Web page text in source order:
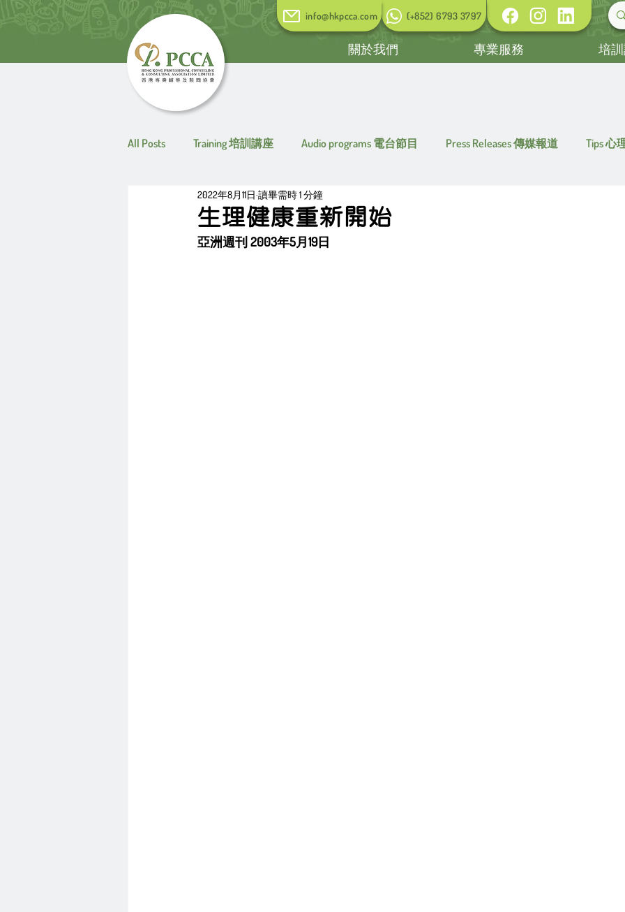
(+852) 6793 3797
info@hkpcca.com
關於我們 專業服務 培
All Posts Training 培訓講座 Audio programs 電台節目 Press Releases 傳媒報道 Tips 心
生理健康重新開始
2022年8月11日 讀畢需時 1 分鐘
亞洲週刊 2003年5月19日